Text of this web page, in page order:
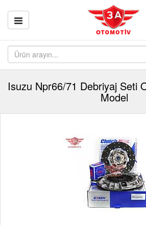
Isuzu Npr66/71 Debriyaj Seti
Model